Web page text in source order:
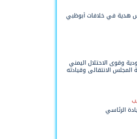
هدية في خلافات أبوظبي
وقوى الاحتلال اليمني
الانتقالي وقيادته
الرئاسي